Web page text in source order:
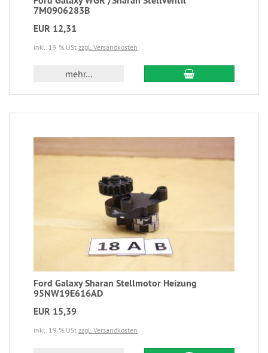
7M0906283B
EUR 12,31
inkl. 19 % USt zzgl. Versandkosten
mehr...
Ford Galaxy Sharan Stellmotor Heizung
95NW19E616AD
EUR 15,39
inkl. 19 % USt zzgl. Versandkosten